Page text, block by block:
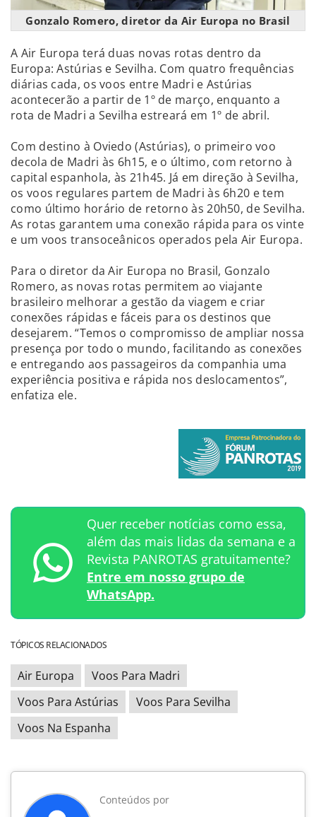
Gonzalo Romero, diretor da Air Europa no Brasil
A Air Europa terá duas novas rotas dentro da
Europa: Astúrias e Sevilha. Com quatro frequências
diárias cada, os voos entre Madri e Astúrias
acontecerão a partir de 1º de março, enquanto a
rota de Madri a Sevilha estreará em 1º de abril.
Com destino à Oviedo (Astúrias), o primeiro voo
decola de Madri às 6h15, e o último, com retorno à
capital espanhola, às 21h45. Já em direção à Sevilha,
os voos regulares partem de Madri às 6h20 e tem
como último horário de retorno às 20h50, de Sevilha.
As rotas garantem uma conexão rápida para os vinte
e um voos transoceânicos operados pela Air Europa.
Para o diretor da Air Europa no Brasil, Gonzalo
Romero, as novas rotas permitem ao viajante
brasileiro melhorar a gestão da viagem e criar
conexões rápidas e fáceis para os destinos que
desejarem. “Temos o compromisso de ampliar nossa
presença por todo o mundo, facilitando as conexões
e entregando aos passageiros da companhia uma
experiência positiva e rápida nos deslocamentos”,
enfatiza ele.
Quer receber notícias como essa,
além das mais lidas da semana e a
Revista PANROTAS gratuitamente?
Entre em nosso grupo de
WhatsApp.
TÓPICOS RELACIONADOS
Air Europa
Voos Para Madri
Voos Para Astúrias
Voos Para Sevilha
Voos Na Espanha
Conteúdos por